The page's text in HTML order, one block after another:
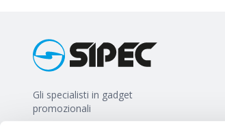
Gli specialisti in gadget
promozionali